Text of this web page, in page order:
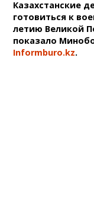
Казахстанские
готовиться к
летию Великой
показало
Informburo.kz.